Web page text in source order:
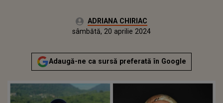
Autor:ADRIANA CHIRIAC
sâmbătă, 20 aprilie 2024Actualizat:
sâmbătă, 20 aprilie 2024
Adaugă-ne ca sursă preferată în Google